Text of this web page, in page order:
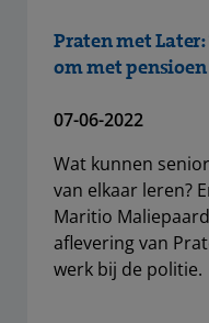
Praten met
om met pensioen
07-06-2022
Wat kunnen
van elkaar leren?
Maritio
aflevering van
werk bij de politie.